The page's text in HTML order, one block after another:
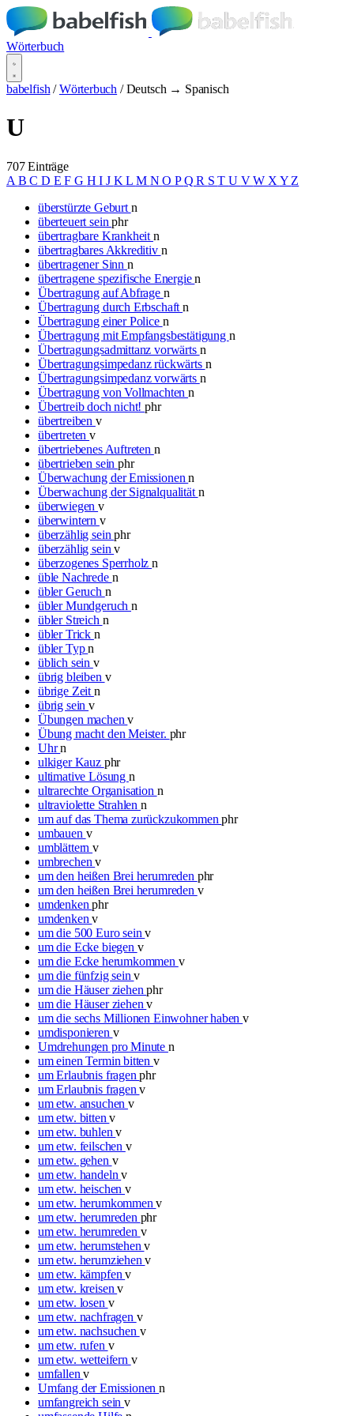
Wörterbuch
babelfish / Wörterbuch / Deutsch → Spanisch
U
707 Einträge
A BC D EF G HI J KL M NO PQR STU VW X Y Z
überstürzte Geburt n
überteuert seinphr
übertragbare Krankheit n
übertragbares Akkreditiv n
übertragener Sinn n
übertragene spezifische Energien
Übertragung auf Abfrage n
Übertragung durch Erbschaftn
Übertragung einer Police n
Übertragung mit Empfangsbestätigung n
Übertragungsadmittanz vorwärts n
Übertragungsimpedanz rückwärts n
Übertragungsimpedanz vorwärts n
Übertragung von Vollmachtenn
Übertreib doch nicht!phr
übertreiben v
übertretenv
übertriebenes Auftreten n
übertrieben seinphr
Überwachung der Emissionenn
Überwachung der Signalqualität n
überwiegenv
überwintern v
überzählig seinphr
überzählig seinv
überzogenes Sperrholzn
üble Nachrede n
übler Geruch n
übler Mundgeruchn
übler Streich n
übler Trick n
übler Typn
üblich sein v
übrig bleiben v
übrige Zeit n
übrig seinv
Übungen machenv
Übung macht den Meister. phr
Uhrn
ulkiger Kauz phr
ultimative Lösung n
ultrarechte Organisation n
ultraviolette Strahlen n
um auf das Thema zurückzukommenphr
umbauen v
umblätternv
umbrechenv
um den heißen Brei herumreden phr
um den heißen Brei herumreden v
umdenkenphr
umdenkenv
um die 500 Euro seinv
um die Ecke biegen v
um die Ecke herumkommen v
um die fünfzig seinv
um die Häuser ziehenphr
um die Häuser ziehenv
um die sechs Millionen Einwohner habenv
umdisponieren v
Umdrehungen pro Minute n
um einen Termin bitten v
um Erlaubnis fragenphr
um Erlaubnis fragenv
um etw. ansuchenv
um etw. bittenv
um etw. buhlenv
um etw. feilschen v
um etw. gehen v
um etw. handelnv
um etw. heischenv
um etw. herumkommenv
um etw. herumreden phr
um etw. herumreden v
um etw. herumstehenv
um etw. herumziehenv
um etw. kämpfenv
um etw. kreisenv
um etw. losen v
um etw. nachfragen v
um etw. nachsuchen v
um etw. rufen v
um etw. wetteifern v
umfallenv
Umfang der Emissionenn
umfangreich seinv